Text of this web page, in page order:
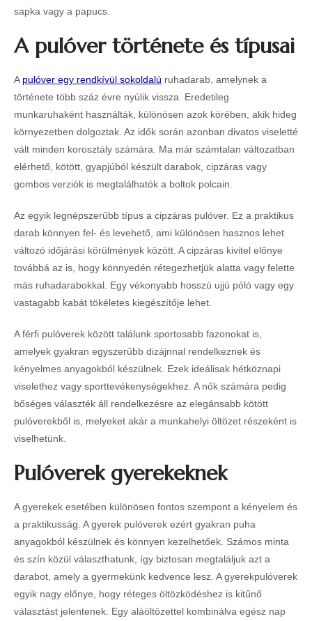
sapka vagy a papucs.
A pulóver története és típusai
A pulóver egy rendkívül sokoldalú ruhadarab, amelynek a
története több száz évre nyúlik vissza. Eredetileg
munkaruhaként használták, különösen azok körében, akik hideg
környezetben dolgoztak. Az idők során azonban divatos viseletté
vált minden korosztály számára. Ma már számtalan változatban
elérhető, kötött, gyapjúból készült darabok, cipzáras vagy
gombos verziók is megtalálhatók a boltok polcain.
Az egyik legnépszerűbb típus a cipzáras pulóver. Ez a praktikus
darab könnyen fel- és levehető, ami különösen hasznos lehet
változó időjárási körülmények között. A cipzáras kivitel előnye
továbbá az is, hogy könnyedén rétegezhetjük alatta vagy felette
más ruhadarabokkal. Egy vékonyabb hosszú ujjú póló vagy egy
vastagabb kabát tökéletes kiegészítője lehet.
A férfi pulóverek között találunk sportosabb fazonokat is,
amelyek gyakran egyszerűbb dizájnnal rendelkeznek és
kényelmes anyagokból készülnek. Ezek ideálisak hétköznapi
viselethez vagy sporttevékenységekhez. A nők számára pedig
bőséges választék áll rendelkezésre az elegánsabb kötött
pulóverekből is, melyeket akár a munkahelyi öltözet részeként is
viselhetünk.
Pulóverek gyerekeknek
A gyerekek esetében különösen fontos szempont a kényelem és
a praktikusság. A gyerek pulóverek ezért gyakran puha
anyagokból készülnek és könnyen kezelhetőek. Számos minta
és szín közül választhatunk, így biztosan megtaláljuk azt a
darabot, amely a gyermekünk kedvence lesz. A gyerekpulóverek
egyik nagy előnye, hogy réteges öltözködéshez is kitűnő
választást jelentenek. Egy aláöltözettel kombinálva egész nap